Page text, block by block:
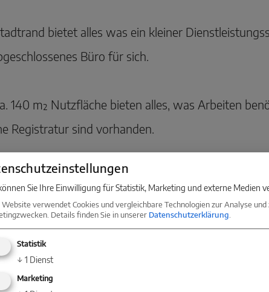
bietet alles was ein kleiner
Büro für sich.
140 m² Nutzfläche bieten alles, was Arbeiten
Registratur sind vorhanden.
Architekten, Dienstleister, Grafiker und viele mehr.
beginnt Arbeiten perfekt und sonnig mit
Sie Ihre Einwilligung für Statistik, Marketing und externe Medien
Website verwendet Cookies und vergleichbare Technologien zur Analyse und
Details finden Sie in unserer Datenschutzerklärung
Statistik
↓ 1 Dienst
Marketing